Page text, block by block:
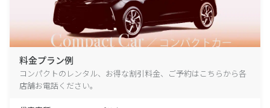
料金プラン例
コンパクトのレンタル、お得な割引料金、ご予約はこちらから各
店舗お電話ください。